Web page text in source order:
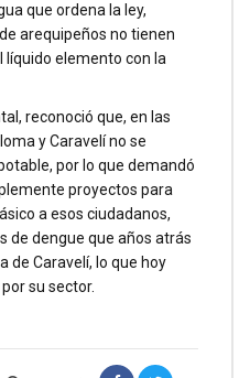
que ordena la ley,
arequipeños no tienen
líquido elemento con la
reconoció que, en las
y Caravelí no se
por lo que demandó
proyectos para
a esos ciudadanos,
de dengue que años atrás
de Caravelí, lo que hoy
su sector.